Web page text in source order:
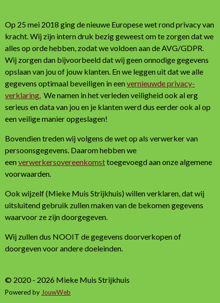
Op 25 mei 2018 ging de nieuwe Europese wet rond privacy van
kracht. Wij zijn intern druk bezig geweest om te zorgen dat we
alles op orde hebben, zodat we voldoen aan de AVG/GDPR.
Wij zorgen dan bijvoorbeeld dat wij geen onnodige gegevens
opslaan van jou of jouw klanten. En we leggen uit dat we alle
gegevens optimaal beveiligen in eenvernieuwde privacy-
verklaring. We namen in het verleden veiligheid ook al erg
serieus en data van jou en je klanten werd dus eerder ook al op
een veilige manier opgeslagen!
Bovendien treden wij volgens de wet op als verwerker van
persoonsgegevens. Daarom hebben we
eenverwerkersovereenkomsttoegevoegd aan onze algemene
voorwaarden.
Ook wijzelf (Mieke Muis Strijkhuis) willen verklaren, dat wij
uitsluitend gebruik zullen maken van de bekomen gegevens
waarvoor ze zijn doorgegeven.
Wij zullen dus NOOIT de gegevens doorverkopen of
doorgeven voor andere doeleinden.
© 2020 - 2026 Mieke Muis Strijkhuis
Powered by JouwWeb